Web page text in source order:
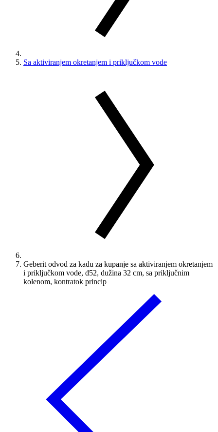
Sa aktiviranjem okretanjem i priključkom vode
Geberit odvod za kadu za kupanje sa aktiviranjem okretanjem
i priključkom vode, d52, dužina 32 cm, sa priključnim
kolenom, kontratok princip